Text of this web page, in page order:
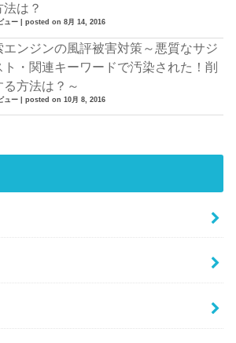
法は？
ュー |posted on 8月 14, 2016
エンジンの風評被害対策～悪質なサジ
ト・関連キーワードで汚染された！削
る方法は？～
ュー |posted on 10月 8, 2016